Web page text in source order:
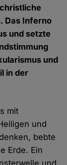
Das Inferno
und setzte
und
in der
mit
und
bebte
Erde. Ein
und